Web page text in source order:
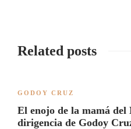
Related posts
GODOY CRUZ
El enojo de la mamá
dirigencia de Godoy